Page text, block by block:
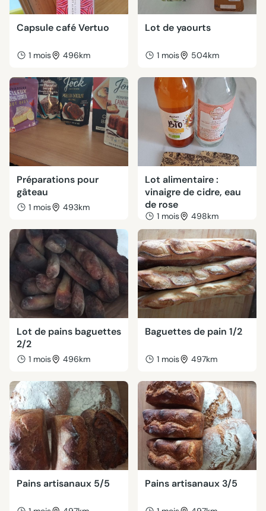
Capsule café Vertuo
1 mois 496km
Lot de yaourts
1 mois 504km
Préparations pour
gâteau
1 mois 493km
Lot alimentaire :
vinaigre de cidre, eau
de rose
1 mois 498km
Lot de pains baguettes
2/2
1 mois 496km
Baguettes de pain 1/2
1 mois 497km
Pains artisanaux 5/5 Pains artisanaux 3/5